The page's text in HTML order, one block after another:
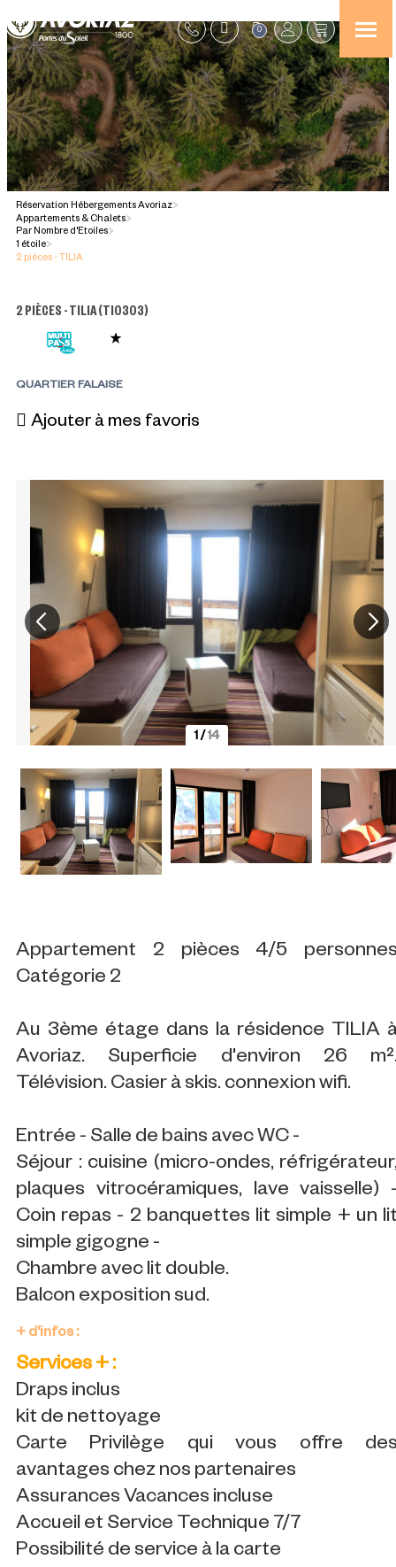
0
Réservation Hébergements Avoriaz>
Appartements & Chalets>
Par Nombre d'Etoiles>
1 étoile>
2 pièces - TILIA
2 PIÈCES - TILIA(TI0303)
QUARTIER FALAISE
Ajouter à mes favoris
1/14
Appartement 2 pièces 4/5
Catégorie 2
Au 3ème étage dans la résidence TILIA
Avoriaz. Superficie d'environ 26
Télévision. Casier à skis. connexion wifi.
Entrée - Salle de bains avec WC -
Séjour : cuisine (micro-ondes,
plaques vitrocéramiques, lave vaisselle)
Coin repas - 2 banquettes lit simple + un
simple gigogne -
Chambre avec lit double.
Balcon exposition sud.
+ d'infos :
Services + :
Draps inclus
kit de nettoyage
Carte Privilège qui vous offre
avantages chez nos partenaires
Assurances Vacances incluse
Accueil et Service Technique 7/7
Possibilité de service à la carte